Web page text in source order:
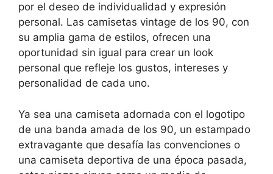
por el deseo de individualidad y expresión
personal. Las camisetas vintage de los 90, con
su amplia gama de estilos, ofrecen una
oportunidad sin igual para crear un look
personal que refleje los gustos, intereses y
personalidad de cada uno.
Ya sea una camiseta adornada con el logotipo
de una banda amada de los 90, un estampado
extravagante que desafía las convenciones o
una camiseta deportiva de una época pasada,